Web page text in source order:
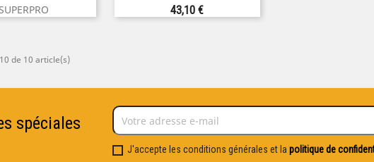
Prix
43,10 €
de 10 article(s)
spéciales
J'accepte les conditions générales et la politique de